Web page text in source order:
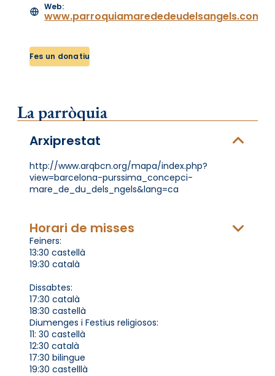
Web:
www.parroquiamarededeudelsangels.com
Fes un donatiu
La parròquia
Arxiprestat
http://www.arqbcn.org/mapa/index.php?
view=barcelona-purssima_concepci-
mare_de_du_dels_ngels&lang=ca
Horari de misses
Feiners:
13:30 castellà
19:30 català
Dissabtes:
17:30 català
18:30 castellà
Diumenges i Festius religiosos:
11: 30 castellà
12:30 català
17:30 bilingue
19:30 castelllà